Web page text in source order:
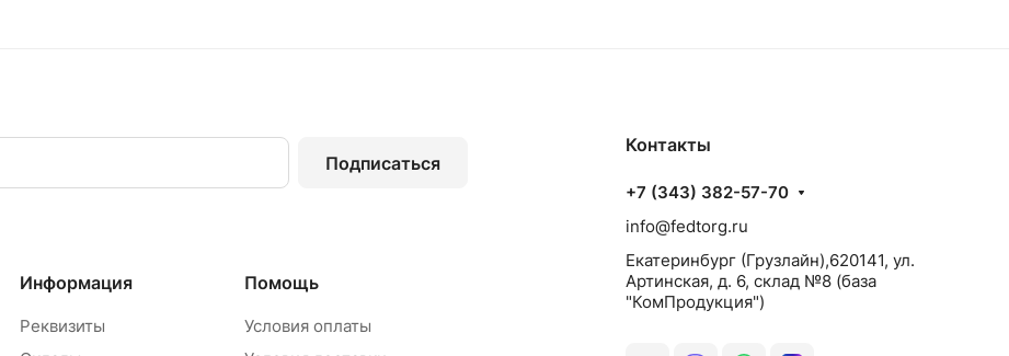
Подписаться
Информация
Реквизиты
Помощь
Условия оплаты
Контакты
+7 (343) 382-57-70
info@fedtorg.ru
Екатеринбург (Грузлайн),620141, ул.
Артинская, д. 6, склад №8 (база
"КомПродукция")